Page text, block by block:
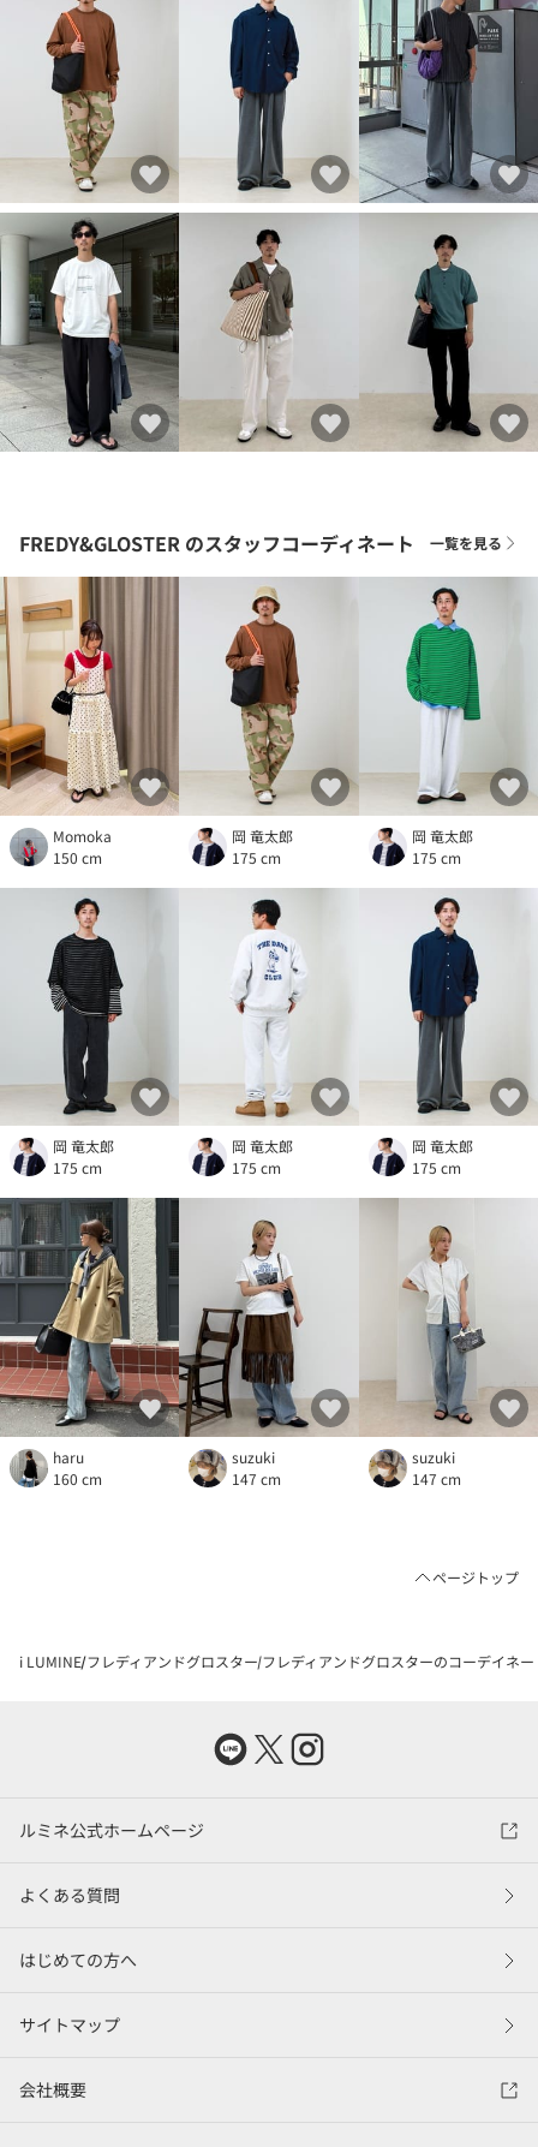
FREDY&GLOSTER のスタッフコーディネート 一覧を見る
Momoka
150 cm
岡 竜太郎
175 cm
岡 竜太郎
175 cm
岡 竜太郎
175 cm
岡 竜太郎
175 cm
岡 竜太郎
175 cm
haru
160 cm
suzuki
147 cm
suzuki
147 cm
ページトップ
i LUMINE フレディアンドグロスター フレディアンドグロスターのコーデイネ
ルミネ公式ホームページ
よくある質問
はじめての方へ
サイトマップ
会社概要